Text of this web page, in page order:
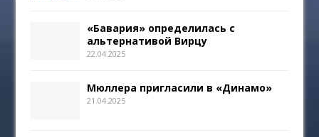
«Бавария» определилась с
альтернативой Вирцу
22.04.2025
Мюллера пригласили в «Динамо»
21.04.2025